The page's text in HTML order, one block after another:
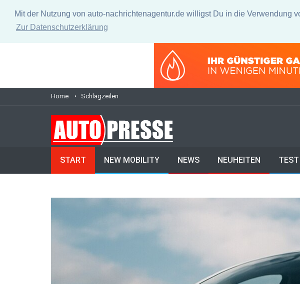
Mit der Nutzung von auto-nachrichtenagentur.de willigst Du in die
Zur Datenschutzerklärung
Home Schlagzeilen
START NEW MOBILITY NEWS NEUHEITEN TEST